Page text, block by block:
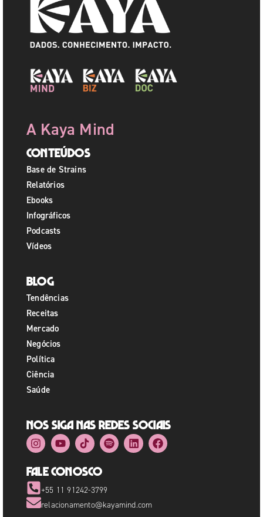
A Kaya Mind
Conteúdos
Base de Strains
Relatórios
Ebooks
Infográficos
Podcasts
Vídeos
Blog
Tendências
Receitas
Mercado
Negócios
Política
Ciência
Saúde
Nos siga nas redes sociais
Fale Conosco
+55 11 91242-3799
relacionamento@kayamind.com